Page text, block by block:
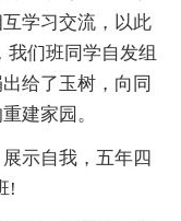
学习交流，以此
们班同学自发组
给了玉树，向同
建家园。
示自我，五年四
!